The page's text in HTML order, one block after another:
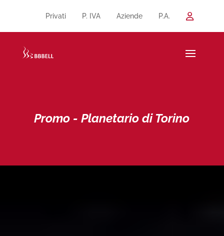
Privati P. IVA Aziende P.A.
Promo - Planetario di Torino